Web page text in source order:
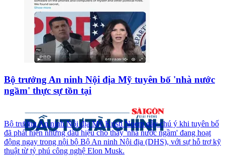
Bộ trưởng An ninh Nội địa Mỹ tuyên bố 'nhà nước
ngầm' thực sự tồn tại
Bộ trưởng An ninh Nội địa Mỹ Kristi Noem gây chú ý khi tuyên bố
đã phát hiện những dấu hiệu cho thấy 'nhà nước ngầm' đang hoạt
động ngay trong nội bộ Bộ An ninh Nội địa (DHS), với sự hỗ trợ kỹ
thuật từ tỷ phú công nghệ Elon Musk.